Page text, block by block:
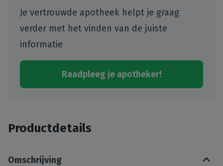
Je vertrouwde apotheek helpt je graag
verder met het vinden van de juiste
informatie
Raadpleeg je apotheker!
Productdetails
Omschrijving